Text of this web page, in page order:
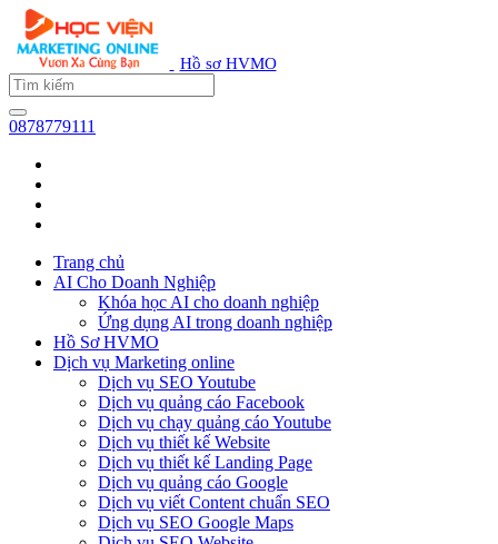
Hồ sơ HVMO
0878779111
Trang chủ
AI Cho Doanh Nghiệp
Khóa học AI cho doanh nghiệp
Ứng dụng AI trong doanh nghiệp
Hồ Sơ HVMO
Dịch vụ Marketing online
Dịch vụ SEO Youtube
Dịch vụ quảng cáo Facebook
Dịch vụ chạy quảng cáo Youtube
Dịch vụ thiết kế Website
Dịch vụ thiết kế Landing Page
Dịch vụ quảng cáo Google
Dịch vụ viết Content chuẩn SEO
Dịch vụ SEO Google Maps